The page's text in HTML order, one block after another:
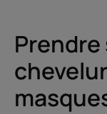
Prendre